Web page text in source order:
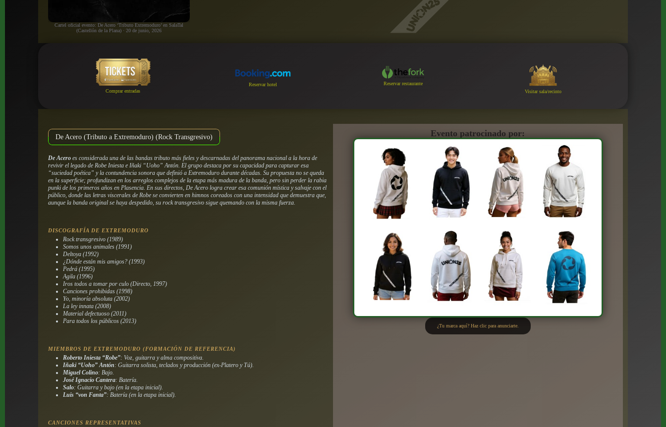
Cartel oficial evento: De Acero ‘Tributo Extremoduro’ en SalaTal
(Castellón de la Plana) · 20 de junio, 2026
Comprar entradas
Reservar hotel
Reservar restaurante
Visitar sala/recinto
De Acero (Tributo a Extremoduro) (Rock Transgresivo)
De Acero es considerada una de las bandas tributo más fieles y descarnadas del panorama nacional a la hora de
revivir el legado de Robe Iniesta e Iñaki “Uoho” Antón. El grupo destaca por su capacidad para capturar esa
“suciedad poética” y la contundencia sonora que definió a Extremoduro durante décadas. Su propuesta no se queda
en la superficie; profundizan en los arreglos complejos de la etapa más madura de la banda, pero sin perder la rabia
punki de los primeros años en Plasencia. En sus directos, De Acero logra crear esa comunión mística y salvaje con el
público, donde las letras viscerales de Robe se convierten en himnos coreados con una intensidad que demuestra que,
aunque la banda original se haya despedido, su rock transgresivo sigue quemando con la misma fuerza.
DISCOGRAFÍA DE EXTREMODURO
Rock transgresivo (1989)
Somos unos animales (1991)
Deltoya (1992)
¿Dónde están mis amigos? (1993)
Pedrá (1995)
Agila (1996)
Iros todos a tomar por culo (Directo, 1997)
Canciones prohibidas (1998)
Yo, minoría absoluta (2002)
La ley innata (2008)
Material defectuoso (2011)
Para todos los públicos (2013)
MIEMBROS DE EXTREMODURO (FORMACIÓN DE REFERENCIA)
Roberto Iniesta “Robe”: Voz, guitarra y alma compositiva.
Iñaki “Uoho” Antón: Guitarra solista, teclados y producción (ex-Platero y Tú).
Miguel Colino: Bajo.
José Ignacio Cantera: Batería.
Salo: Guitarra y bajo (en la etapa inicial).
Luis “von Fanta”: Batería (en la etapa inicial).
CANCIONES REPRESENTATIVAS
Evento patrocinado por:
¿Tu marca aquí? Haz clic para anunciarte.